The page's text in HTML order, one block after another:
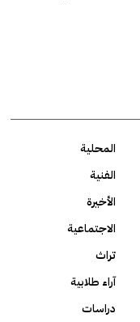
المحلية
الفنية
الأخيرة
الاجتماعية
تراث
آراء طلابية
دراسات